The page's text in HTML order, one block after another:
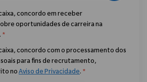
concordo em receber
oportunidades de carreira na
*
concordo com o processamento dos
para fins de recrutamento,
no Aviso de Privacidade. *